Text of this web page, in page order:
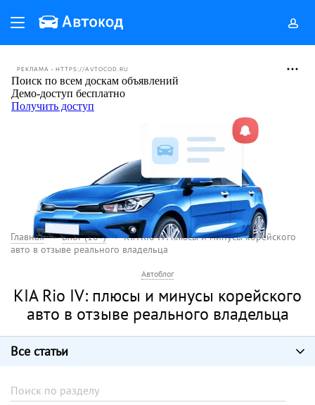
РЕКЛАМА • HTTPS://AVTOCOD.RU
Главная Блог (18+)
KIA Rio IV: плюсы и минусы корейского
авто в отзыве реального владельца
Автоблог
KIA Rio IV: плюсы и минусы корейского
авто в отзыве реального владельца
Все статьи